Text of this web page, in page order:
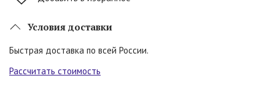
Условия доставки
Быстрая доставка по всей России.
Рассчитать стоимость